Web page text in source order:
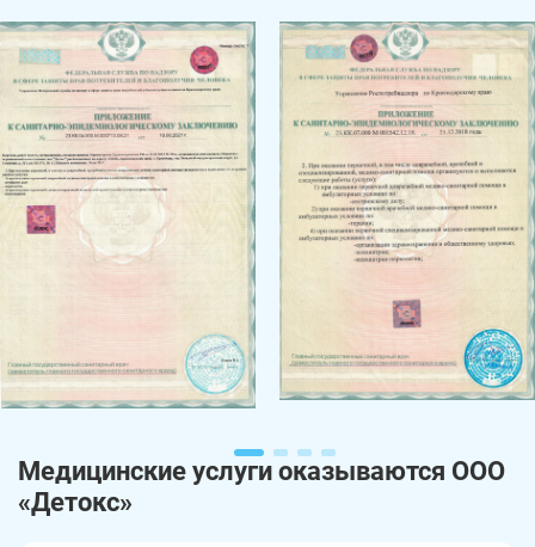
Медицинские услуги оказываются ООО
«Детокс»